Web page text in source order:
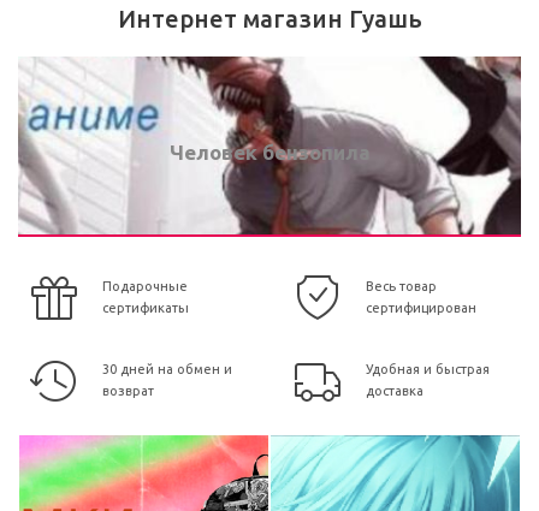
Интернет магазин Гуашь
Человек бензопила
Подарочные
сертификаты
Весь товар
сертифицирован
30 дней на обмен и
возврат
Удобная и быстрая
доставка